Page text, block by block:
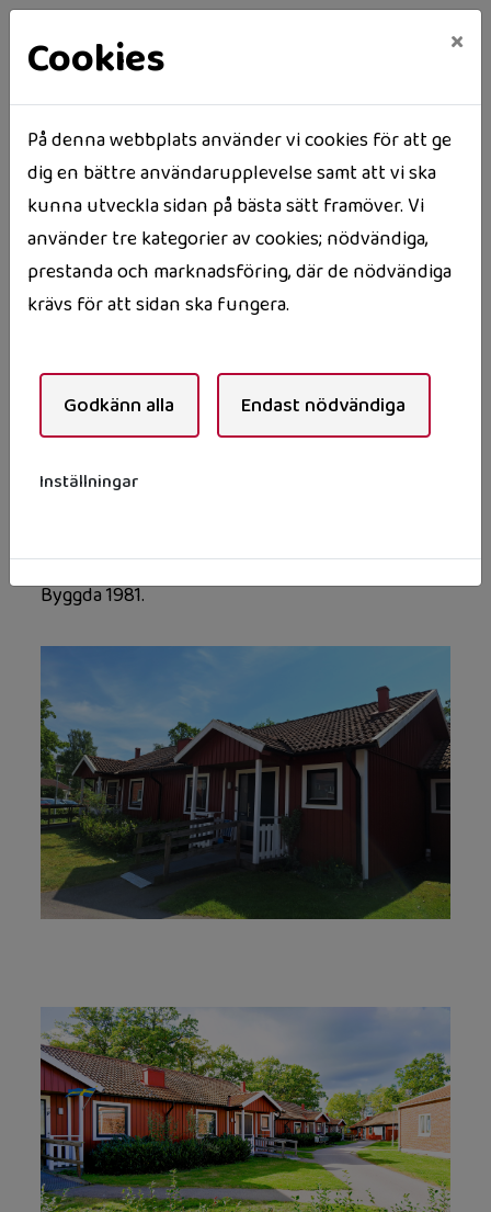
Hem Våra områden
Söderåkra
Tallvägen 2
Tallvägen 2
Marklägenheter nära
centrum
8 marklägenheter på 61 kvm vardera avsedda till
Byggda 1981.
Cookies ×
På denna webbplats använder vi cookies för att ge
dig en bättre användarupplevelse samt att vi ska
kunna utveckla sidan på bästa sätt framöver. Vi
använder tre kategorier av cookies; nödvändiga,
prestanda och marknadsföring, där de nödvändiga
krävs för att sidan ska fungera.
Godkänn alla Endast nödvändiga
Inställningar